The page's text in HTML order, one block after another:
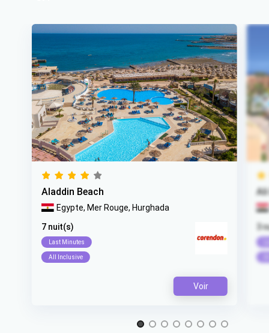
Aladdin Beach
Egypte, Mer Rouge, Hurghada
7 nuit(s)
Last Minutes
All Inclusive
Voir
3